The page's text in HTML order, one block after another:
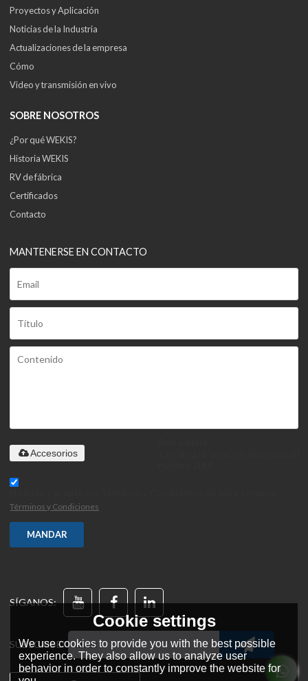
Proyectos y Aplicación
Noticias de la Industria
Actualizaciones de la empresa
Cómo
Video y transmisión en vivo
SOBRE NOSOTROS
¿Por qué WEKIS?
Historia WEKIS
RV de fábrica
Certificados
Contacto
MANTENERSE EN CONTACTO
Accesorios
Términos y Condiciones
MANDAR
SÍGANOS:
SUBSCRIBE:
Cookie settings
We use cookies to provide you with the best possible
experience. They also allow us to analyze user
behavior in order to constantly improve the website for